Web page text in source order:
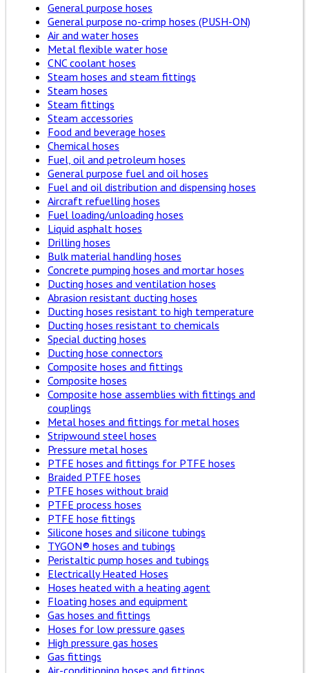
General purpose hoses
General purpose no-crimp hoses (PUSH-ON)
Air and water hoses
Metal flexible water hose
CNC coolant hoses
Steam hoses and steam fittings
Steam hoses
Steam fittings
Steam accessories
Food and beverage hoses
Chemical hoses
Fuel, oil and petroleum hoses
General purpose fuel and oil hoses
Fuel and oil distribution and dispensing hoses
Aircraft refuelling hoses
Fuel loading/unloading hoses
Liquid asphalt hoses
Drilling hoses
Bulk material handling hoses
Concrete pumping hoses and mortar hoses
Ducting hoses and ventilation hoses
Abrasion resistant ducting hoses
Ducting hoses resistant to high temperature
Ducting hoses resistant to chemicals
Special ducting hoses
Ducting hose connectors
Composite hoses and fittings
Composite hoses
Composite hose assemblies with fittings and
couplings
Metal hoses and fittings for metal hoses
Stripwound steel hoses
Pressure metal hoses
PTFE hoses and fittings for PTFE hoses
Braided PTFE hoses
PTFE hoses without braid
PTFE process hoses
PTFE hose fittings
Silicone hoses and silicone tubings
TYGON® hoses and tubings
Peristaltic pump hoses and tubings
Electrically Heated Hoses
Hoses heated with a heating agent
Floating hoses and equipment
Gas hoses and fittings
Hoses for low pressure gases
High pressure gas hoses
Gas fittings